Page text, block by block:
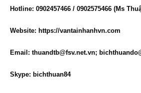
Hotline: 0902457466 / 0902575466 (Ms
Website: https://vantainhanhvn.com
Email: thuandtb@fsv.net.vn;
Skype: bichthuan84